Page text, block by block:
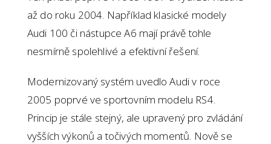
až do roku 2004. Například klasické modely
Audi 100 či nástupce A6 mají právě tohle
nesmírně spolehlivé a efektivní řešení.
Modernizovaný systém uvedlo Audi v roce
2005 poprvé ve sportovním modelu RS4.
Princip je stále stejný, ale upravený pro zvládání
vyšších výkonů a točivých momentů. Nově se